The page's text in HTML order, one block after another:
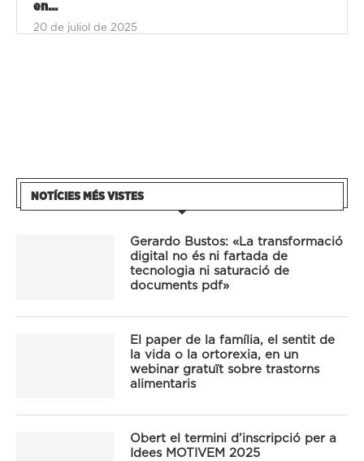
en...
20 de juliol de 2025
NOTÍCIES MÉS VISTES
Gerardo Bustos: «La transformació
digital no és ni fartada de
tecnologia ni saturació de
documents pdf»
El paper de la família, el sentit de
la vida o la ortorexia, en un
webinar gratuït sobre trastorns
alimentaris
Obert el termini d’inscripció per a
Idees MOTIVEM 2025